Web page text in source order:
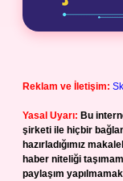
Reklam ve İletişim:
Yasal Uyarı: Bu
şirketi ile hiçbir
hazırladığımız
haber niteliği
paylaşım